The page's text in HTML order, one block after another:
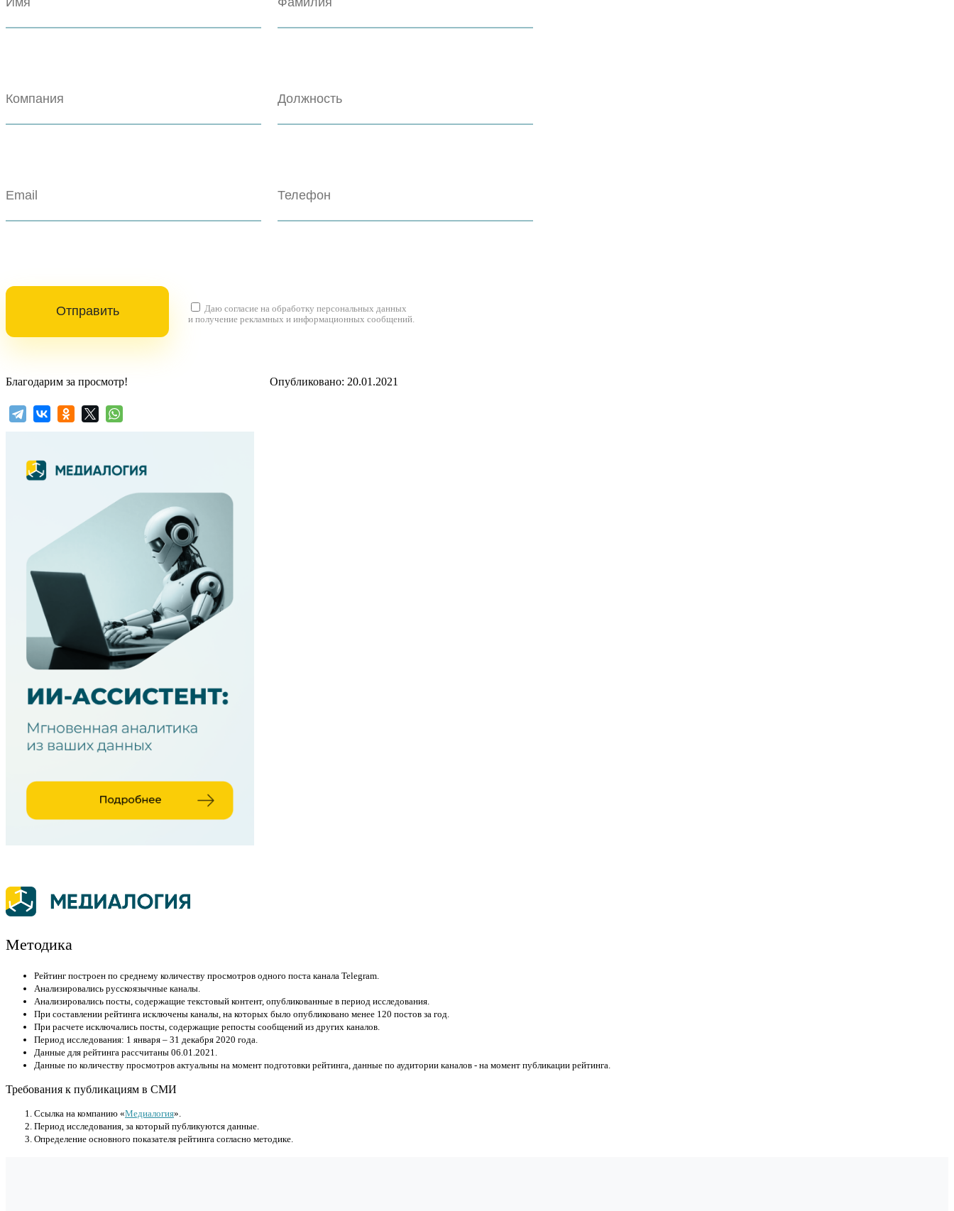
Даю согласие на обработку персональных данных
и получение рекламных и информационных сообщений.
Благодарим за просмотр! Опубликовано: 20.01.2021
Методика
Рейтинг построен по среднему количеству просмотров одного поста канала Telegram.
Анализировались русскоязычные каналы.
Анализировались посты, содержащие текстовый контент, опубликованные в период исследования.
При составлении рейтинга исключены каналы, на которых было опубликовано менее 120 постов за год.
При расчете исключались посты, содержащие репосты сообщений из других каналов.
Период исследования: 1 января – 31 декабря 2020 года.
Данные для рейтинга рассчитаны 06.01.2021.
Данные по количеству просмотров актуальны на момент подготовки рейтинга, данные по аудитории каналов - на момент публикации рейтинга.
Требования к публикациям в СМИ
Cсылка на компанию «Медиалогия».
Период исследования, за который публикуются данные.
Определение основного показателя рейтинга согласно методике.